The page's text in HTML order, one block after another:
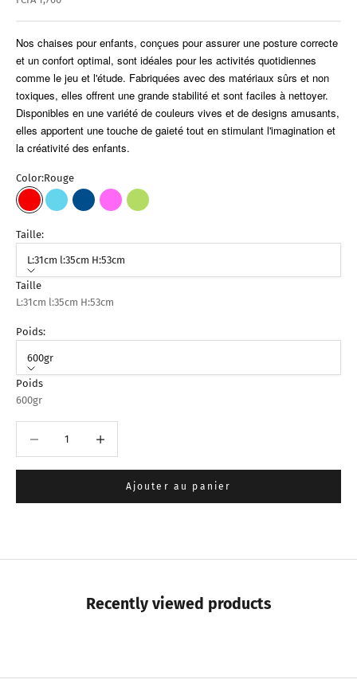
Nos chaises pour enfants, conçues pour assurer une posture correcte
et un confort optimal, sont idéales pour les activités quotidiennes
comme le jeu et l'étude. Fabriquées avec des matériaux sûrs et non
toxiques, elles offrent une grande stabilité et sont faciles à nettoyer.
Disponibles en une variété de couleurs vives et de designs amusants,
elles apportent une touche de gaieté tout en stimulant l'imagination et
la créativité des enfants.
Color:Rouge
RougeBleu CielBleu Foncé
FuchsiaVert Pistache
Taille:
L:31cm l:35cm H:53cm
Taille
L:31cm l:35cm H:53cm
Poids:
600gr
Poids
600gr
Ajouter au panier
Recently viewed products